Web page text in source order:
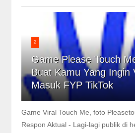
2
Game Please Touch
Buat Kamu Yang Ingin
Masuk FYP TikTok
Game Viral Touch Me, foto
Respon Aktual - Lagi-lagi publik di